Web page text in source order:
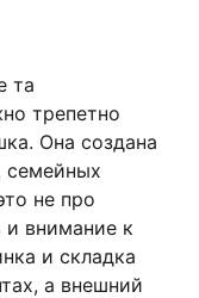
та
трепетно
Она создана
семейных
не про
и внимание к
и складка
а внешний